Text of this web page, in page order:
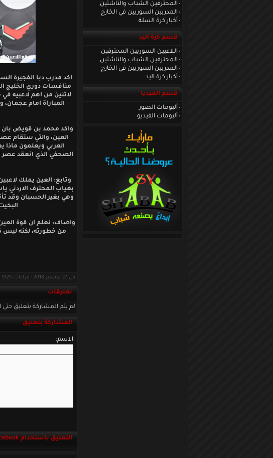
المحترفين الشباب والناشئين
المدربين السوريين في الخارج
أخبار كرة السلة
قسم كرة اليد
اللاعبين السوريين المحترفين
المحترفين الشباب والناشئين
المدربين السوريين في الخارج
أخبار كرة اليد
قسم الميديا
ألبومات الصور
ألبومات الفيديو
اكد مدرب دبا الفجيرة
منافسات دوري الخليج
لاثنين من اهم لاعبيه
المباراة امام عجمان،
واكد محمد بن قويض بان
العين، والتي ستقام
العربي ويعلمون ماذا
الصحفي الذي انعقد عصر
وتابع: العين يملك
بغياب المحترف الاردني
وهي بغير الحسبان وقد
واضاف: نعلم ان قوة
من خطورته، لكنه ليس
في 27 نوفمبر 2018 · قراءات: 5325 ·
تعليقات
لم يتم المشاركة بتعليق حتى
المشاركة بتعليق
الاسم:
التعليق باستخدام Facebook